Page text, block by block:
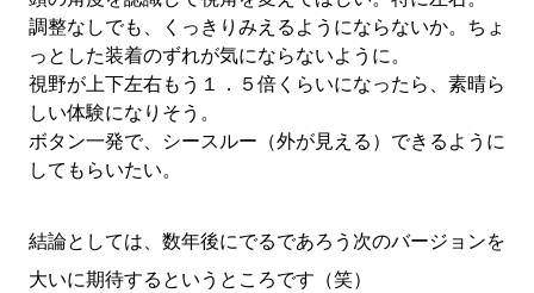
調整なしでも、くっきりみえるようにならないか。ちょ
っとした装着のずれが気にならないように。
視野が上下左右もう１．５倍くらいになったら、素晴ら
しい体験になりそう。
ボタン一発で、シースルー（外が見える）できるように
してもらいたい。
結論としては、数年後にでるであろう次のバージョンを
大いに期待するというところです（笑）